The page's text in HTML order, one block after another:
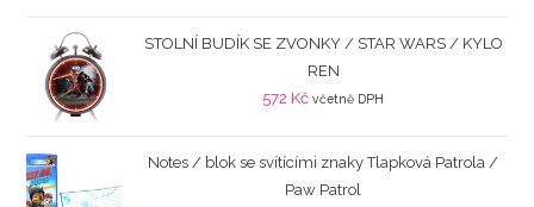
STOLNÍ BUDÍK SE ZVONKY / STAR WARS / KYLO
REN
572 Kč včetně DPH
Notes / blok se svítícími znaky Tlapková Patrola /
Paw Patrol